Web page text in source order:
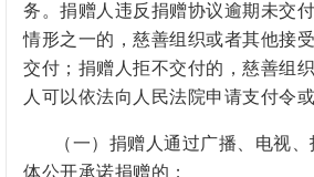
务。捐赠人违反捐赠协议逾期未交
情形之一的，慈善组织或者其他接
交付；捐赠人拒不交付的，慈善组
人可以依法向人民法院申请支付令
（一）捐赠人通过广播、电视
体公开承诺捐赠的；